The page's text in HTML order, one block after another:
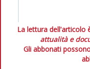
La lettura dell'articolo
attualità e
Gli abbonati